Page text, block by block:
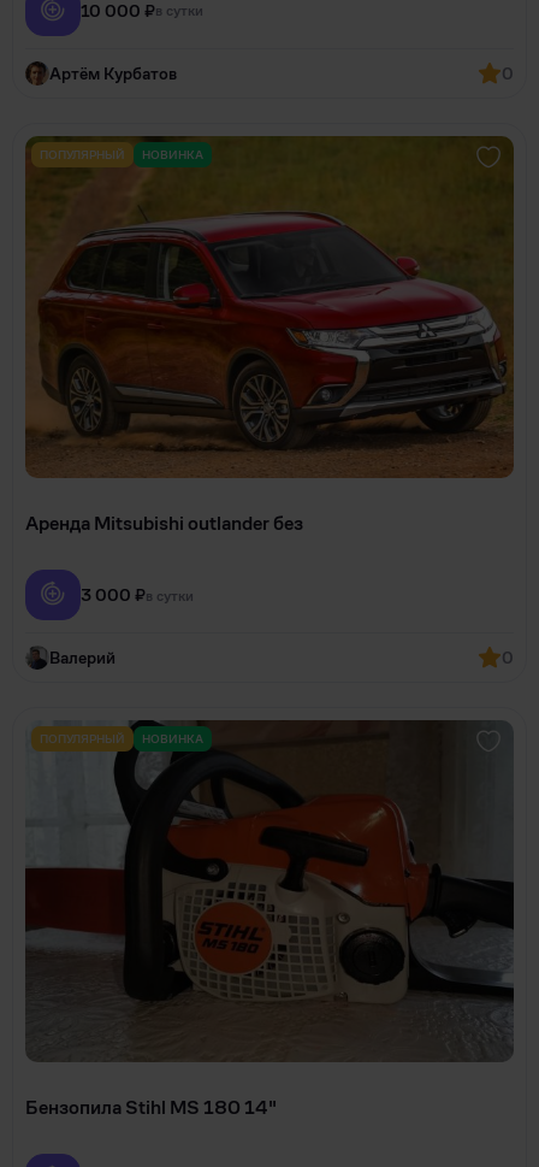
10 000 ₽в сутки
Артём Курбатов 0
ПОПУЛЯРНЫЙ НОВИНКА
Аренда Mitsubishi outlander без
3 000 ₽в сутки
Валерий 0
ПОПУЛЯРНЫЙ НОВИНКА
Бензопила Stihl MS 180 14"